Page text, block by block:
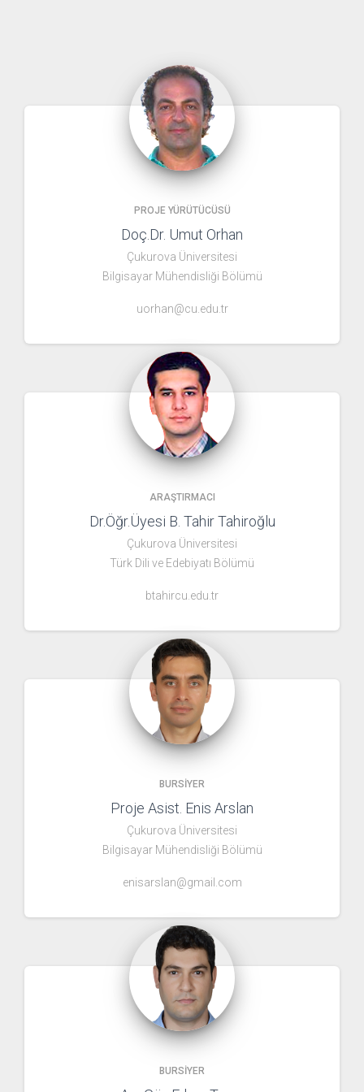
PROJE YÜRÜTÜCÜSÜ
Doç.Dr. Umut Orhan
Çukurova Üniversitesi
Bilgisayar Mühendisliği Bölümü
uorhan@cu.edu.tr
ARAŞTIRMACI
Dr.Öğr.Üyesi B. Tahir Tahiroğlu
Çukurova Üniversitesi
Türk Dili ve Edebiyatı Bölümü
btahircu.edu.tr
BURSIYER
Proje Asist. Enis Arslan
Çukurova Üniversitesi
Bilgisayar Mühendisliği Bölümü
enisarslan@gmail.com
BURSIYER